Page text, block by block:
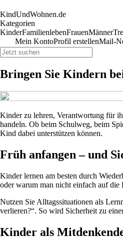
KindUndWohnen.de
Kategorien
KinderFamilienlebenFrauenMänner
Mein KontoProfil erstellenMail-
Bringen Sie Kindern
Kinder zu lehren, Verantwortung für
handeln. Ob beim Schulweg, beim
Kind dabei unterstützen können.
Früh anfangen – und
Kinder lernen am besten durch
oder warum man nicht einfach auf
Nutzen Sie Alltagssituationen als
verlieren?“. So wird Sicherheit zu
Kinder als